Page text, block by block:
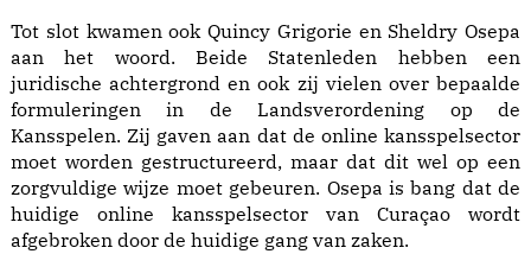
Tot slot kwamen ook Quincy Grigorie en Sheldry Osepa
aan het woord. Beide Statenleden hebben een
juridische achtergrond en ook zij vielen over bepaalde
formuleringen in de Landsverordening op de
Kansspelen. Zij gaven aan dat de online kansspelsector
moet worden gestructureerd, maar dat dit wel op een
zorgvuldige wijze moet gebeuren. Osepa is bang dat de
huidige online kansspelsector van Curaçao wordt
afgebroken door de huidige gang van zaken.